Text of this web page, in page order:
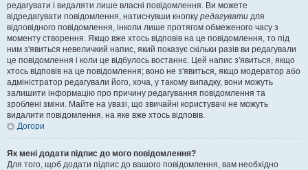
редагувати і видаляти лише власні повідомлення. Ви можете
відредагувати повідомлення, натиснувши кнопку редагувати для
відповідного повідомлення, інколи лише протягом обмеженого часу з
моменту створення. Якщо вже хтось відповів на це повідомлення, то під
ним з'явиться невеличкий напис, який показує скільки разів ви редагували
це повідомлення і коли це відбулось востаннє. Цей напис з'явиться, якщо
хтось відповів на це повідомлення; воно не з'явиться, якщо модератор або
адміністратор редагували його, хоча, у такому випадку, вони можуть
залишити інформацію про причину редагування повідомлення та
зроблені зміни. Майте на увазі, що звичайні користувачі не можуть
видалити повідомлення, на яке вже хтось відповів.
Догори
Як мені додати підпис до мого повідомлення?
Для того, щоб додати підпис до вашого повідомлення, вам необхідно